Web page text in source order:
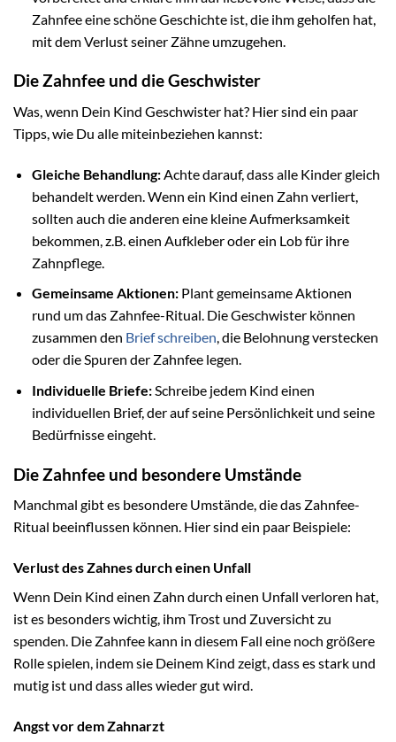
Zahnfee eine schöne Geschichte ist, die ihm geholfen hat,
mit dem Verlust seiner Zähne umzugehen.
Die Zahnfee und die Geschwister
Was, wenn Dein Kind Geschwister hat? Hier sind ein paar
Tipps, wie Du alle miteinbeziehen kannst:
Gleiche Behandlung:Achte darauf, dass alle Kinder gleich
behandelt werden. Wenn ein Kind einen Zahn verliert,
sollten auch die anderen eine kleine Aufmerksamkeit
bekommen, z.B. einen Aufkleber oder ein Lob für ihre
Zahnpflege.
Gemeinsame Aktionen:Plant gemeinsame Aktionen
rund um das Zahnfee-Ritual. Die Geschwister können
zusammen den Brief schreiben, die Belohnung verstecken
oder die Spuren der Zahnfee legen.
Individuelle Briefe:Schreibe jedem Kind einen
individuellen Brief, der auf seine Persönlichkeit und seine
Bedürfnisse eingeht.
Die Zahnfee und besondere Umstände
Manchmal gibt es besondere Umstände, die das Zahnfee-
Ritual beeinflussen können. Hier sind ein paar Beispiele:
Verlust des Zahnes durch einen Unfall
Wenn Dein Kind einen Zahn durch einen Unfall verloren hat,
ist es besonders wichtig, ihm Trost und Zuversicht zu
spenden. Die Zahnfee kann in diesem Fall eine noch größere
Rolle spielen, indem sie Deinem Kind zeigt, dass es stark und
mutig ist und dass alles wieder gut wird.
Angst vor dem Zahnarzt